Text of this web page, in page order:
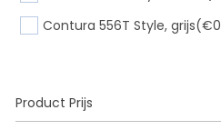
Contura 556T Style, grijs
Product Prijs